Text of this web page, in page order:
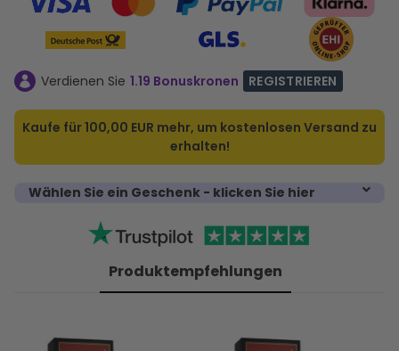
Verdienen Sie 1.19 Bonuskronen REGISTRIEREN
Kaufe für100,00 EUR mehr, um kostenlosen Versand zu
erhalten!
Wählen Sie ein Geschenk - klicken Sie hier
Produktempfehlungen